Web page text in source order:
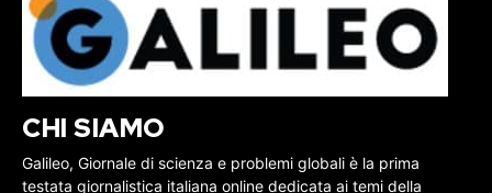
CHI SIAMO
Galileo, Giornale di scienza e problemi globali è la prima
testata giornalistica italiana online dedicata ai temi della